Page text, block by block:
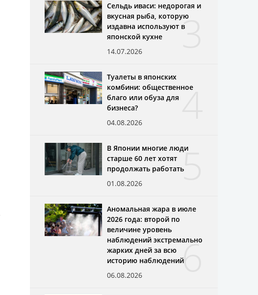
3
Сельдь иваси: недорогая и
вкусная рыба, которую
издавна используют в
японской кухне
14.07.2026
4
Туалеты в японских
комбини: общественное
благо или обуза для
бизнеса?
04.08.2026
5
В Японии многие люди
старше 60 лет хотят
продолжать работать
01.08.2026
6
Аномальная жара в июле
2026 года: второй по
величине уровень
наблюдений экстремально
жарких дней за всю
историю наблюдений
06.08.2026